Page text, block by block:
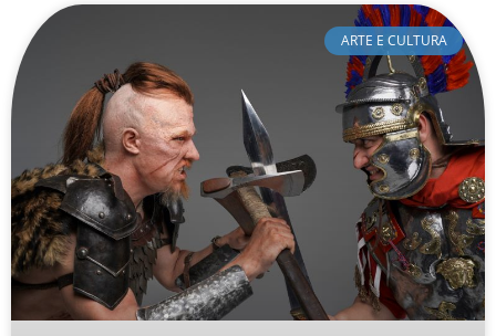
ARTE E CULTURA